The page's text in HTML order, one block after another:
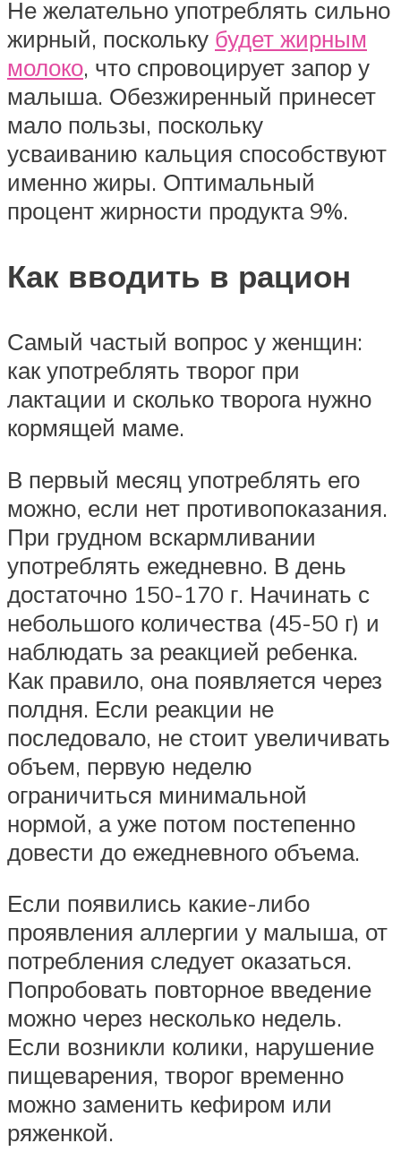
Не желательно употреблять сильно
жирный, поскольку будет жирным
молоко, что спровоцирует запор у
малыша. Обезжиренный принесет
мало пользы, поскольку
усваиванию кальция способствуют
именно жиры. Оптимальный
процент жирности продукта 9%.
Как вводить в рацион
Самый частый вопрос у женщин:
как употреблять творог при
лактации и сколько творога нужно
кормящей маме.
В первый месяц употреблять его
можно, если нет противопоказания.
При грудном вскармливании
употреблять ежедневно. В день
достаточно 150-170 г. Начинать с
небольшого количества (45-50 г) и
наблюдать за реакцией ребенка.
Как правило, она появляется через
полдня. Если реакции не
последовало, не стоит увеличивать
объем, первую неделю
ограничиться минимальной
нормой, а уже потом постепенно
довести до ежедневного объема.
Если появились какие-либо
проявления аллергии у малыша, от
потребления следует оказаться.
Попробовать повторное введение
можно через несколько недель.
Если возникли колики, нарушение
пищеварения, творог временно
можно заменить кефиром или
ряженкой.